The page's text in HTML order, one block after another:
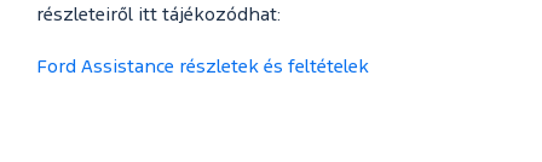
részleteiről itt tájékozódhat:
Ford Assistance részletek és feltételek